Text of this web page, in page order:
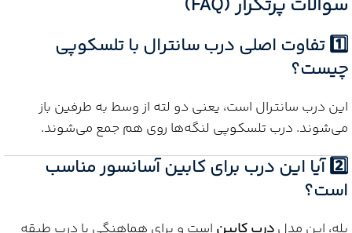
سوالات پرتکرار (FAQ)
1️⃣ تفاوت اصلی درب سانترال با تلسکوپی
چیست؟
این درب سانترال است، یعنی دو لته از وسط به طرفین باز
می‌شوند. درب تلسکوپی لنگه‌ها روی هم جمع می‌شوند.
2️⃣ آیا این درب برای کابین آسانسور مناسب
است؟